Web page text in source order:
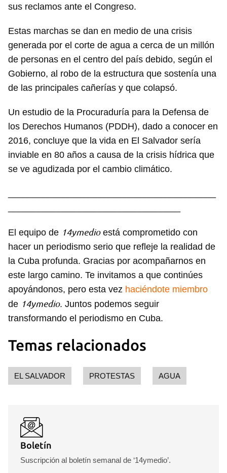
sus reclamos ante el Congreso.
Estas marchas se dan en medio de una crisis
generada por el corte de agua a cerca de un millón
de personas en el centro del país debido, según el
Gobierno, al robo de la estructura que sostenía una
de las principales cañerías y que colapsó.
Un estudio de la Procuraduría para la Defensa de
los Derechos Humanos (PDDH), dado a conocer en
2016, concluye que la vida en El Salvador sería
inviable en 80 años a causa de la crisis hídrica que
se ve agudizada por el cambio climático.
El equipo de 14ymedioestá comprometido con
hacer un periodismo serio que refleje la realidad de
la Cuba profunda. Gracias por acompañarnos en
este largo camino. Te invitamos a que continúes
apoyándonos, pero esta vez haciéndote miembro
de 14ymedio. Juntos podemos seguir
transformando el periodismo en Cuba.
Temas relacionados
EL SALVADOR PROTESTAS AGUA
Boletín
Suscripción al boletín semanal de ‘14ymedio’.